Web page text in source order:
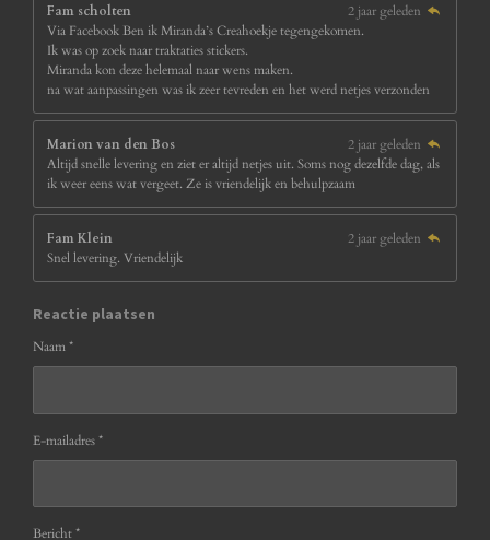
Fam scholten
2 jaar geleden
Via Facebook Ben ik Miranda’s Creahoekje tegengekomen.
Ik was op zoek naar traktaties stickers.
Miranda kon deze helemaal naar wens maken.
na wat aanpassingen was ik zeer tevreden en het werd netjes verzonden
Marion van den Bos
2 jaar geleden
Altijd snelle levering en ziet er altijd netjes uit. Soms nog dezelfde dag, als
ik weer eens wat vergeet. Ze is vriendelijk en behulpzaam
Fam Klein
2 jaar geleden
Snel levering. Vriendelijk
Reactie plaatsen
Naam *
E-mailadres *
Bericht *